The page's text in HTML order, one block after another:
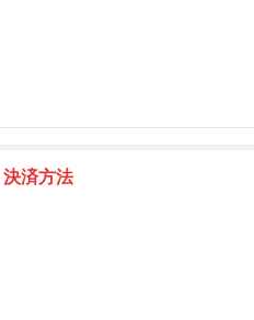
決済方法